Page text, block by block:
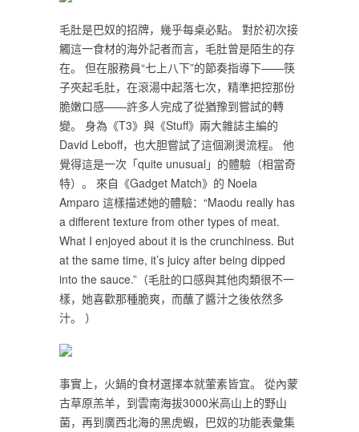
毛肚是巴奴的招牌，幾乎每桌必點。 對於初次接
觸這一食材的海外記者而言，毛肚曾是陌生的存
在。 但在服務員“七上八下”的節奏指導下——筷
子夾起毛肚，在滾湯中起落七次，精準把控那份
脆嫩口感——許多人完成了從猶豫到嘗試的轉
變。 身為《T3》與《Stuff》兩大雜誌主編的
David Leboff，也大胆嘗試了這個涮燙流程。 他
覺得這是一次「quite unusual」的體驗（相當奇
特）。 來自《Gadget Match》的 Noela
Amparo 這樣描述她的體驗：“Maodu really has
a different texture from other types of meat.
What I enjoyed about it is the crunchiness. But
at the same time, it’s juicy after being dipped
into the sauce.”（毛肚的口感與其他肉類很不一
樣，她喜歡那種脆爽，而蘸了醬汁之後依然多
汁。 ）
事實上，火鍋的食材選擇本就葷素皆宜。 從內蒙
古草原羔羊，到雲南海拔3000米高山上的野山
菌，再到廣西北海的黑虎蝦，巴奴的功能表彙集